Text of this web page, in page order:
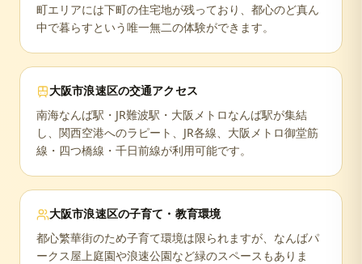
町エリアには下町の住宅地が残っており、都心のど真ん
中で暮らすという唯一無二の体験ができます。
大阪市浪速区の交通アクセス
南海なんば駅・JR難波駅・大阪メトロなんば駅が集結
し、関西空港へのラピート、JR各線、大阪メトロ御堂筋
線・四つ橋線・千日前線が利用可能です。
大阪市浪速区の子育て・教育環境
都心繁華街のため子育て環境は限られますが、なんばパ
ークス屋上庭園や浪速公園など緑のスペースもありま